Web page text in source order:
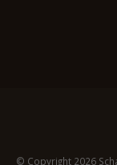
© Copyright 2026